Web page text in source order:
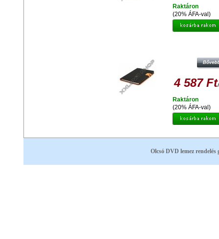
(20% ÁFA-val)
Raktáron
4 587 Ft
(20% ÁFA-val)
Raktáron
Olcsó DVD lemez